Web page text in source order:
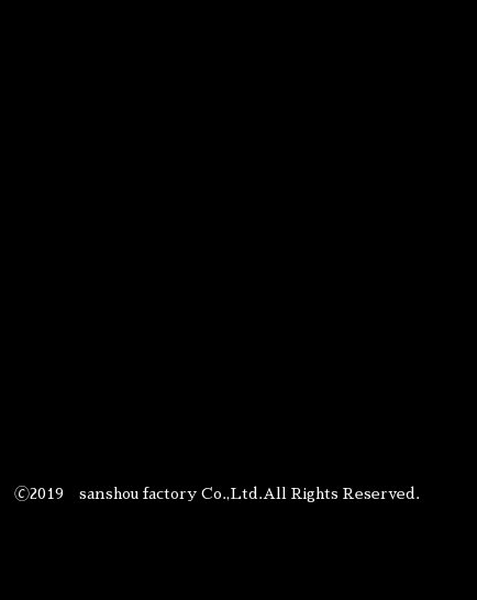
🄫2019 sanshou factory Co.,Ltd.All Rights Reserved.